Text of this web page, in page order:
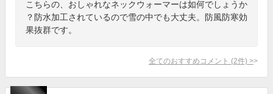
こちらの、おしゃれなネックウォーマーは如何でしょうか
？防水加工されているので雪の中でも大丈夫。防風防寒効
果抜群です。
全てのおすすめコメント (2件) >